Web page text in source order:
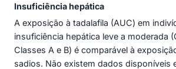
Insuficiência hepática
A exposição à tadalafila (AUC) em
insuficiência hepática leve a moderada
Classes A e B) é comparável à
sadios. Não existem dados disponíveis